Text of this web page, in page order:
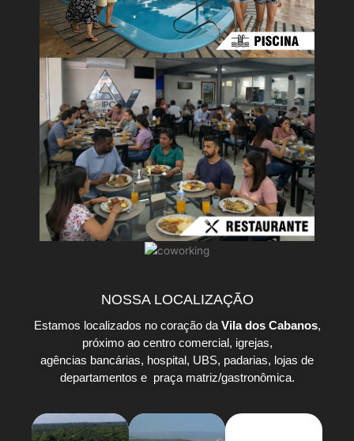
NOSSA LOCALIZAÇÃO
Estamos localizados no coração da Vila dos Cabanos,
próximo ao centro comercial, igrejas,
agências bancárias, hospital, UBS, padarias, lojas de
departamentos e praça matriz/gastronômica.